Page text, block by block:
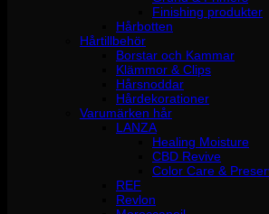
Finishing produkter
Hårbotten
Hårtillbehör
Borstar och Kammar
Klämmor & Clips
Hårsnoddar
Hårdekorationer
Varumärken hår
LANZA
Healing Moisture
CBD Revive
Color Care &
REF
Revlon